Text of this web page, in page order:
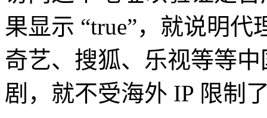
果显示 “true”，就说明
奇艺、搜狐、乐视等等
剧，就不受海外 IP 限制